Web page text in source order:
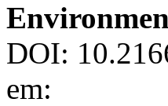
DOI:
em: